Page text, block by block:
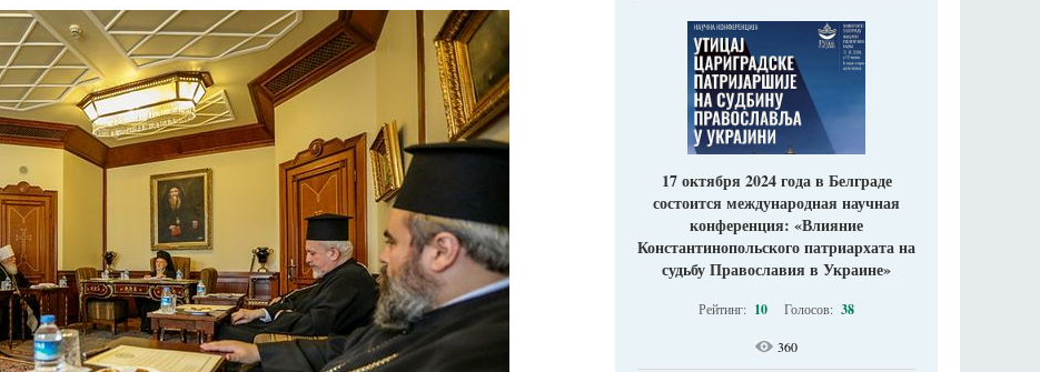
17 октября 2024 года в Белграде
состоится международная научная
конференция: «Влияние
Константинопольского патриархата на
судьбу Православия в Украине»
Рейтинг: 10 Голосов: 38
360